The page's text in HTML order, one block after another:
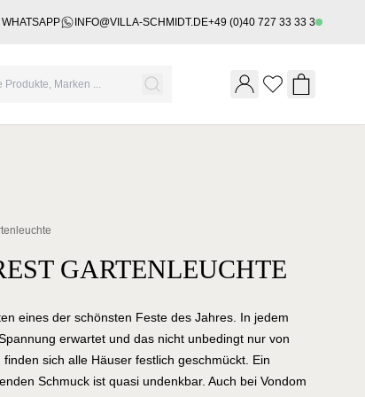
WHATSAPP INFO@VILLA-SCHMIDT.DE+49 (0)40 727 33 33 3
Wishlist
GARTENLEUCHTE
eines der schönsten Feste des Jahres. In jedem
erwartet und das nicht unbedingt nur von
sich alle Häuser festlich geschmückt. Ein
Schmuck ist quasi undenkbar. Auch bei Vondom